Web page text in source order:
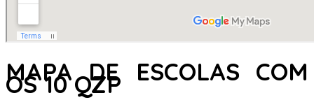
MAPA DE ESCOLAS COM
OS 10 QZP